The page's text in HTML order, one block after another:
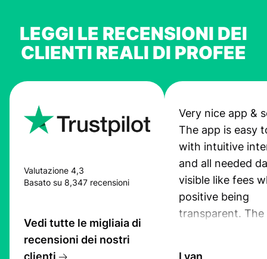
LEGGI LE RECENSIONI DEI
CLIENTI REALI DI PROFEE
Valutazione 4,3
Basato su 8,347 recensioni
Vedi tutte le migliaia di
recensioni dei nostri
clienti
Very nice app &
The app is easy
with intuitive
and all needed
visible like fees
positive being
transparent. The
Lyan